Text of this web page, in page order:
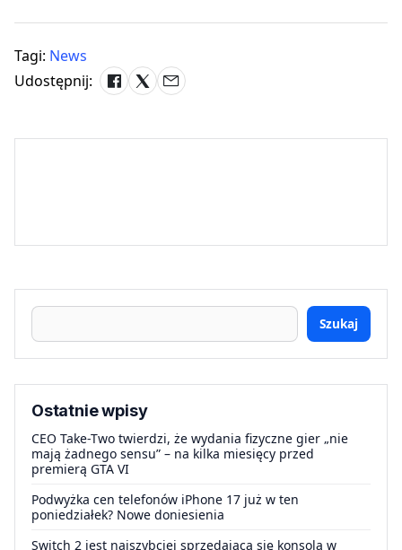
Tagi: News
Udostępnij:
Szukaj
Ostatnie wpisy
CEO Take-Two twierdzi, że wydania fizyczne gier „nie
mają żadnego sensu” – na kilka miesięcy przed
premierą GTA VI
Podwyżka cen telefonów iPhone 17 już w ten
poniedziałek? Nowe doniesienia
Switch 2 jest najszybciej sprzedającą się konsolą w